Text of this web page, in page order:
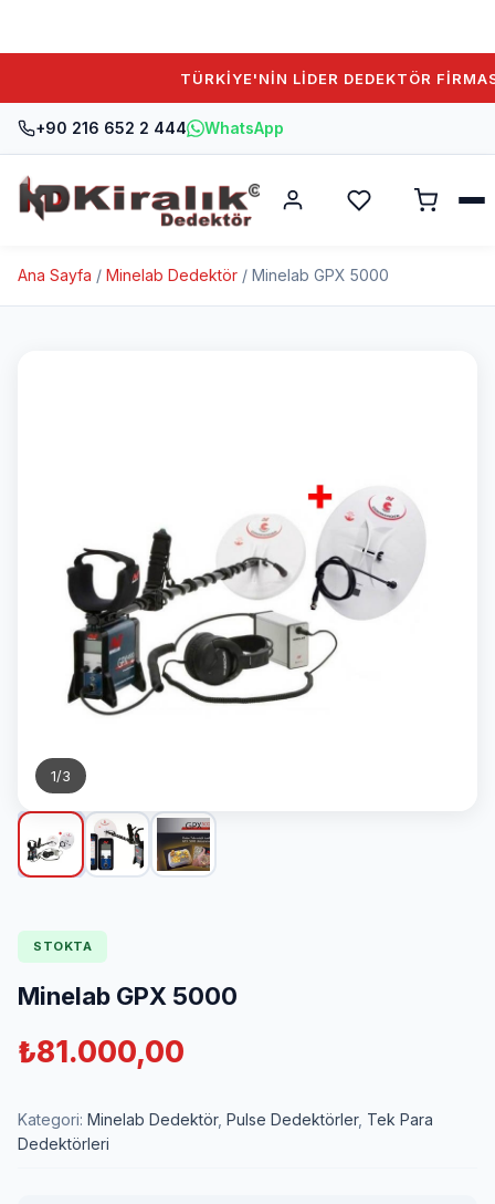
TÜRKİYE'NİN LİDER DEDEKTÖR
+90 216 652 2 444 WhatsApp
Ana Sayfa / Minelab Dedektör / Minelab GPX 5000
1/3
STOKTA
Minelab GPX 5000
₺81.000,00
Kategori: Minelab Dedektör, Pulse Dedektörler, Tek Para
Dedektörleri